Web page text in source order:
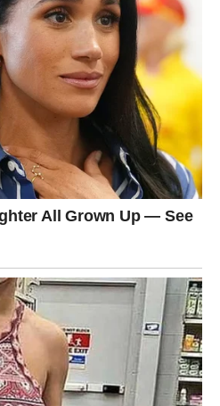
što je započeto ranije – stari
ili čak novac koji je dugo
pripadnici ovog znaka mogu
koja se pojavljuje
svojoj intuiciji jer ih ona
dobitka.
njihove korake
sreće u trenucima kada to
marta mnoge Ribe mogu
mali znak pažnje kroz